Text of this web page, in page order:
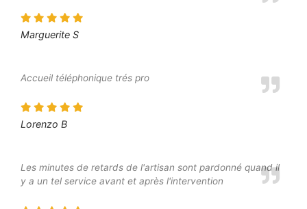
Marguerite S
Accueil téléphonique trés pro
Lorenzo B
Les minutes de retards de l'artisan sont pardonné quand il
y a un tel service avant et après l'intervention